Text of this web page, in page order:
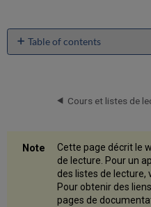
Table of contents
No
Cours et listes de
Cette page décrit le
de lecture. Pour un
des listes de lecture,
Pour obtenir des
pages de